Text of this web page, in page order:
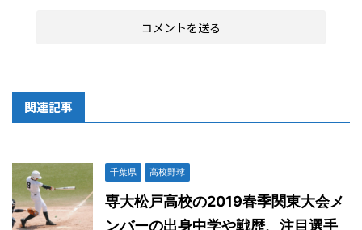
関連記事
千葉県 高校野球
専大松戸高校の2019春季関東大会メ
ンバーの出身中学や戦歴、注目選手